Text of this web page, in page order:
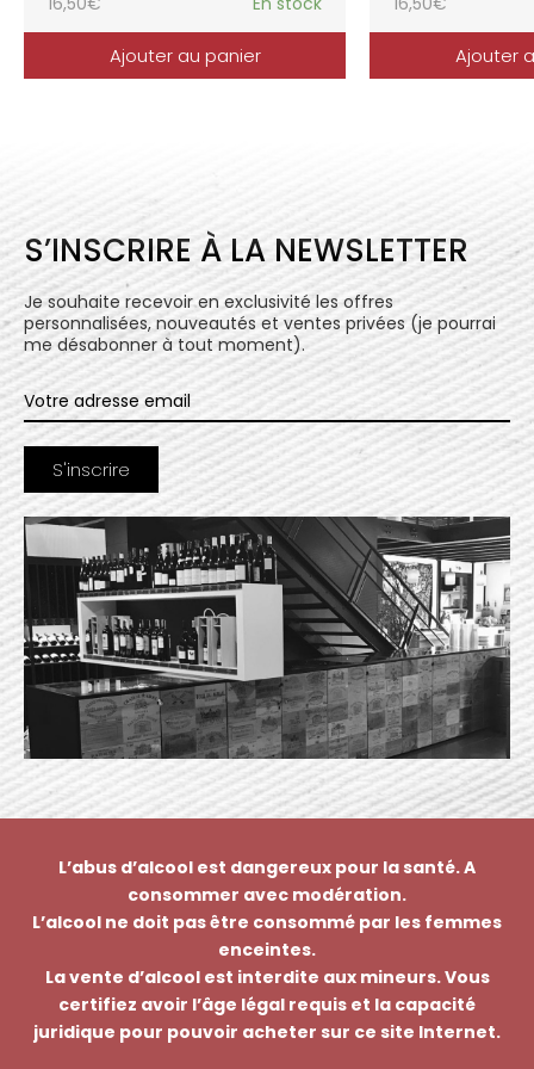
Ajouter au panier Ajouter
S’INSCRIRE À LA NEWSLETTER
Je souhaite recevoir en exclusivité les offres
personnalisées, nouveautés et ventes privées (je pourrai
me désabonner à tout moment).
L’abus d’alcool est dangereux pour la santé. A
consommer avec modération.
L’alcool ne doit pas être consommé par les femmes
enceintes.
La vente d’alcool est interdite aux mineurs. Vous
certifiez avoir l’âge légal requis et la capacité
juridique pour pouvoir acheter sur ce site Internet.